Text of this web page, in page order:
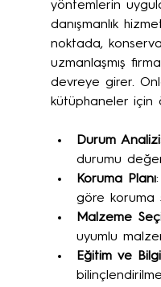
yöntemlerin
danışmanlık
noktada,
uzmanlaşmış
devreye girer.
kütüphaneler için
Durum Analizi
durumu
Koruma Planı
göre koruma
Malzeme
uyumlu
Eğitim ve